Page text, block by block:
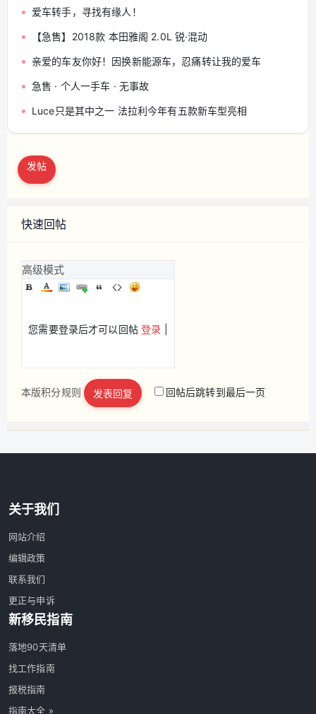
爱车转手，寻找有缘人！
【急售】2018款 本田雅阁 2.0L 锐·混动
亲爱的车友你好！因换新能源车，忍痛转让我的爱车
急售 · 个人一手车 · 无事故
Luce只是其中之一 法拉利今年有五款新车型亮相
发帖
快速回帖
高级模式
您需要登录后才可以回帖登录
立即注册
本版积分规则 发表回复 回帖后跳转到最后一页
关于我们
网站介绍
编辑政策
联系我们
更正与申诉
新移民指南
落地90天清单
找工作指南
报税指南
指南大全 »